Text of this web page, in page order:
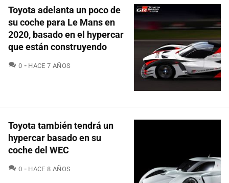
Toyota adelanta un poco de
su coche para Le Mans en
2020, basado en el hypercar
que están construyendo
0 COMENTARIOS
HACE 7 AÑOS
Toyota también tendrá un
hypercar basado en su
coche del WEC
0 COMENTARIOS
HACE 8 AÑOS